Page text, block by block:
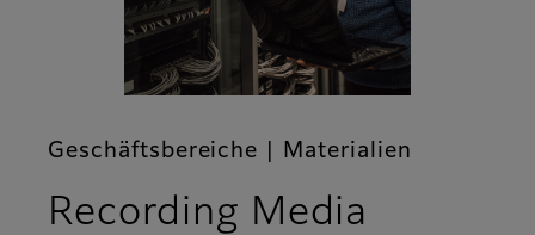
Geschäftsbereiche | Materialien
Recording Media